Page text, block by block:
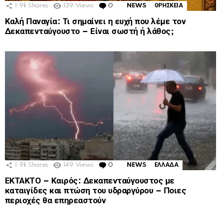
1.9k Shares 139 Views 0 Comments
NEWS ΘΡΗΣΚΕΙΑ
Καλή Παναγία: Τι σημαίνει η ευχή που λέμε τον
Δεκαπενταύγουστο – Είναι σωστή ή λάθος;
1.9k Shares 149 Views 0 Comments
NEWS ΕΛΛΑΔΑ
ΕΚΤΑΚΤΟ – Καιρός: Δεκαπενταύγουστος με
καταιγίδες και πτώση του υδραργύρου – Ποιες
περιοχές θα επηρεαστούν